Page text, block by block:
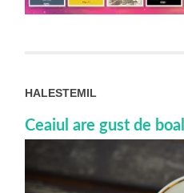
HALESTEMIL
Ceaiul are gust de